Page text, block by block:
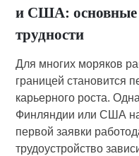
и США: основные
трудности
Для многих моряков
границей становится
карьерного роста.
Финляндии или США
первой заявки
трудоустройство